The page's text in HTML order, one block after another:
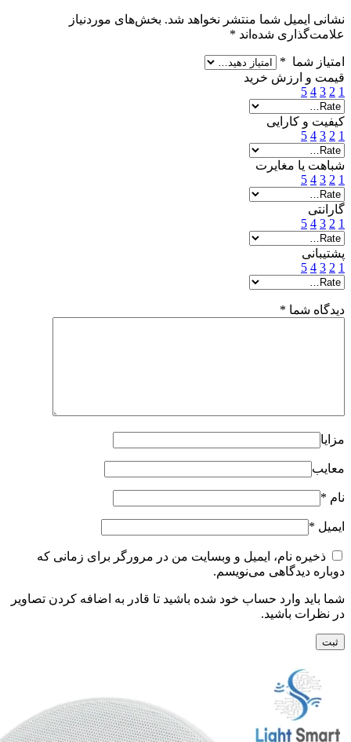
نشانی ایمیل شما منتشر نخواهد شد. بخش‌های موردنیاز
علامت‌گذاری شده‌اند *
امتیاز شما *
قیمت و ارزش خرید
1
2
3
4
5
کیفیت و کارایی
1
2
3
4
5
شباهت یا مغایرت
1
2
3
4
5
گارانتی
1
2
3
4
5
پشتیبانی
1
2
3
4
5
دیدگاه شما *
مزایا
معایب
نام *
ایمیل *
ذخیره نام، ایمیل و وبسایت من در مرورگر برای زمانی که
دوباره دیدگاهی می‌نویسم.
شما باید وارد حساب خود شده باشید تا قادر به اضافه کردن تصاویر
در نظرات باشید.